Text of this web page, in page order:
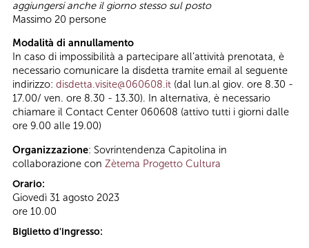
aggiungersi anche il giorno stesso sul posto
Massimo 20 persone
Modalità di annullamento
In caso di impossibilità a partecipare all’attività prenotata, è
necessario comunicare la disdetta tramite email al seguente
indirizzo: disdetta.visite@060608.it (dal lun.al giov. ore 8.30 -
17.00/ ven. ore 8.30 - 13.30). In alternativa, è necessario
chiamare il Contact Center 060608 (attivo tutti i giorni dalle
ore 9.00 alle 19.00)
Organizzazione: Sovrintendenza Capitolina in
collaborazione con Zètema Progetto Cultura
Orario:
Giovedì 31 agosto 2023
ore 10.00
Biglietto d'ingresso: